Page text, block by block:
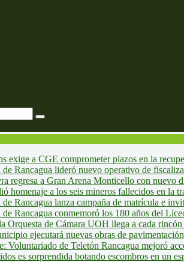
exige a CGE comprometer plazos en la
Rancagua lideró nuevo operativo de
regresa a Gran Arena Monticello con nuevo
homenaje a los seis mineros fallecidos en la
Rancagua lanza campaña de matrícula e
Rancagua conmemoró los 180 años del
Orquesta de Cámara UOH llega a cada
ejecutará nuevas obras de
Voluntariado de Teletón Rancagua mejoró
es sorprendida botando escombros en un